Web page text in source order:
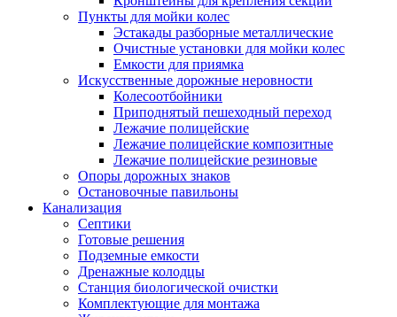
Пункты для мойки колес
Эстакады разборные металлические
Очистные установки для мойки колес
Емкости для приямка
Искусственные дорожные неровности
Колесоотбойники
Приподнятый пешеходный переход
Лежачие полицейские
Лежачие полицейские композитные
Лежачие полицейские резиновые
Опоры дорожных знаков
Остановочные павильоны
Канализация
Септики
Готовые решения
Подземные емкости
Дренажные колодцы
Станция биологической очистки
Комплектующие для монтажа